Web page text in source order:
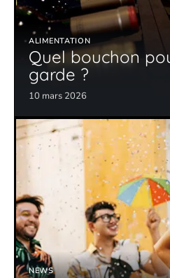
ALIMENTATION
Quel bouchon
garde ?
10 mars 2026
NEWS